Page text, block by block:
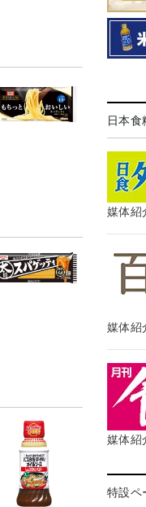
日本食
媒体紹
媒体紹
媒体紹
特設ペ